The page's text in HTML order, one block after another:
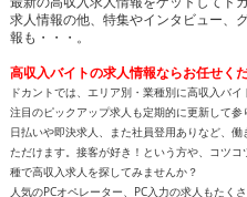
ドカントでは、エリア別・業種別に高収入バイ
注目のピックアップ求人も定期的に更新して
日払いや即決求人、また社員登用ありなど、
ただけます。接客が好き！という方や、コツコ
種で高収入求人を探してみませんか？
人気のPCオペレーター、PC入力の求人もたく
れたデータ情報を入力したり原稿を書いたり
の方でも可能なお仕事で、将来のPCスキルア
おりますので、きっとアナタに合ったバイトが
面白特集ページもたっぷりご用意しておりま